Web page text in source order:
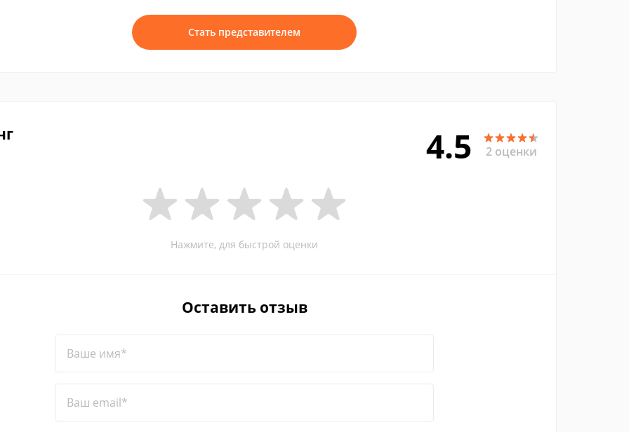
Стать представителем
4.5 2 оценки
Нажмите, для быстрой оценки
Оставить отзыв
Ваше имя*
Ваш email*